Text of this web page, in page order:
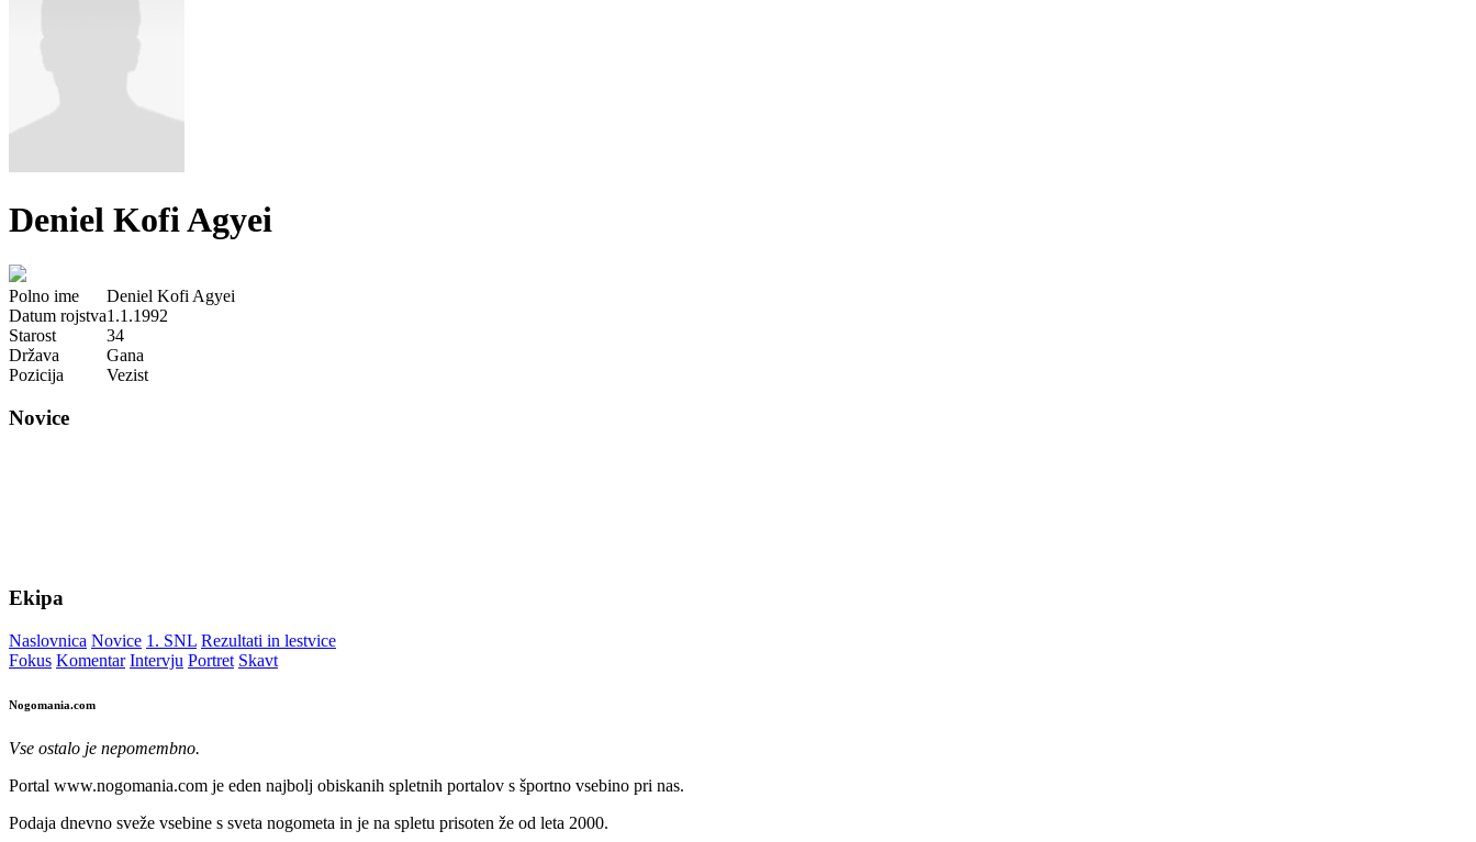
Deniel Kofi Agyei
Polno ime
Deniel Kofi Agyei
Datum rojstva1.1.1992
Starost
34
Država
Gana
Pozicija
Vezist
Novice
Ekipa
Naslovnica Novice 1. SNL Rezultati in lestvice
Fokus Komentar Intervju Portret Skavt
Nogomania.com
Vse ostalo je nepomembno.
Portal www.nogomania.com je eden najbolj obiskanih spletnih portalov s športno vsebino pri nas.
Podaja dnevno sveže vsebine s sveta nogometa in je na spletu prisoten že od leta 2000.